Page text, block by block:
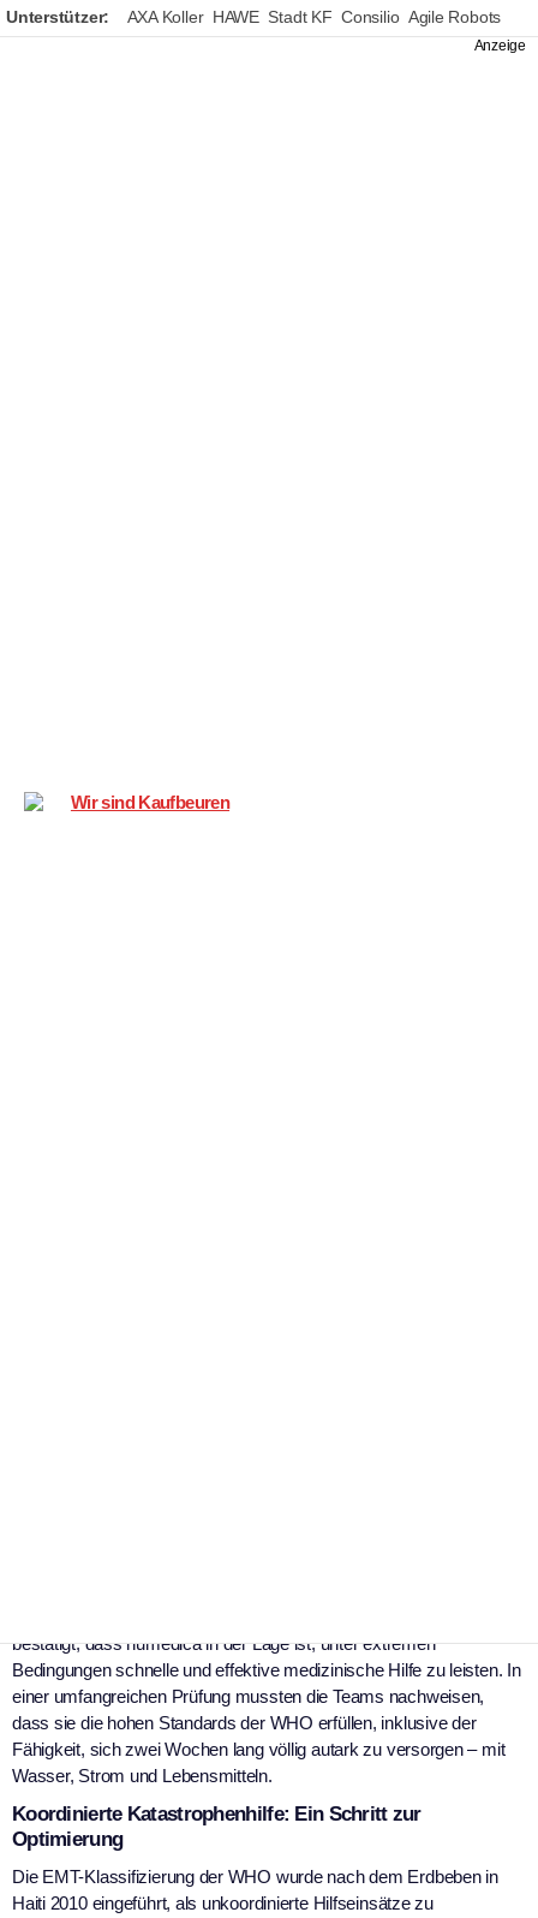
Unterstützer: AXA Koller HAWE Stadt KF Consilio Agile Robots
bestätigt, dass humedica in der Lage ist, unter extremen
Bedingungen schnelle und effektive medizinische Hilfe zu leisten. In
einer umfangreichen Prüfung mussten die Teams nachweisen,
dass sie die hohen Standards der WHO erfüllen, inklusive der
Fähigkeit, sich zwei Wochen lang völlig autark zu versorgen – mit
Wasser, Strom und Lebensmitteln.
Koordinierte Katastrophenhilfe: Ein Schritt zur
Optimierung
Die EMT-Klassifizierung der WHO wurde nach dem Erdbeben in
Haiti 2010 eingeführt, als unkoordinierte Hilfseinsätze zu